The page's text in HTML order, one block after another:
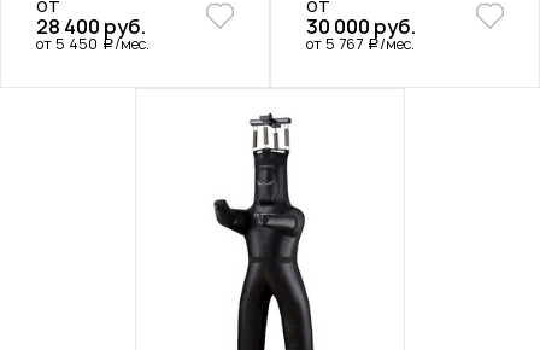
28 400 руб.
от 5 450 a/мес.
30 000 руб.
от 5 767 a/мес.